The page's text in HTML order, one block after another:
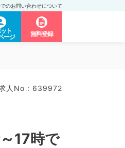
のお問い合わせについて
ト
ージ
無料登録
人No : 639972
17時で